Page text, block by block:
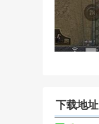
下载地址